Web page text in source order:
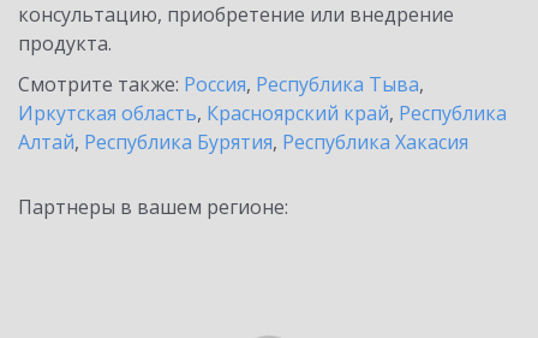
консультацию, приобретение или внедрение
продукта.
Смотрите также: Россия, Республика Тыва,
Иркутская область, Красноярский край, Республика
Алтай, Республика Бурятия, Республика Хакасия
Партнеры в вашем регионе: